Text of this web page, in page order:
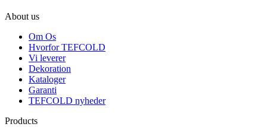
About us
Om Os
Hvorfor TEFCOLD
Vi leverer
Dekoration
Kataloger
Garanti
TEFCOLD nyheder
Products